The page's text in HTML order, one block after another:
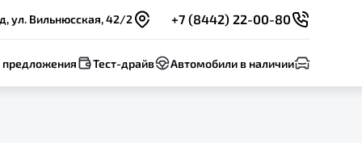
ул. Вильнюсская, 42/2 +7 (8442) 22-00-80
Тест-драйв Автомобили в наличии